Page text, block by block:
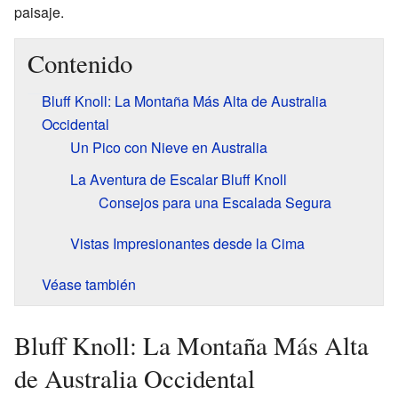
paisaje.
Contenido
Bluff Knoll: La Montaña Más Alta de Australia
Occidental
Un Pico con Nieve en Australia
La Aventura de Escalar Bluff Knoll
Consejos para una Escalada Segura
Vistas Impresionantes desde la Cima
Véase también
Bluff Knoll: La Montaña Más Alta
de Australia Occidental